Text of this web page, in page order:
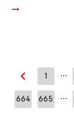
Edellinen sivu
1 …
664 665 …